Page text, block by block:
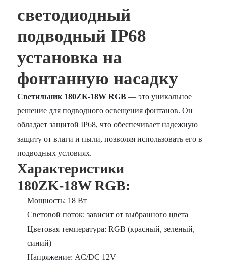
светодиодный
подводный IP68
установка на
фонтанную насадку
Светильник 180ZK-18W RGB — это уникальное
решение для подводного освещения фонтанов. Он
обладает защитой IP68, что обеспечивает надежную
защиту от влаги и пыли, позволяя использовать его в
подводных условиях.
Характеристики
180ZK-18W RGB:
Мощность: 18 Вт
Световой поток: зависит от выбранного цвета
Цветовая температура: RGB (красный, зеленый,
синий)
Напряжение: AC/DC 12V